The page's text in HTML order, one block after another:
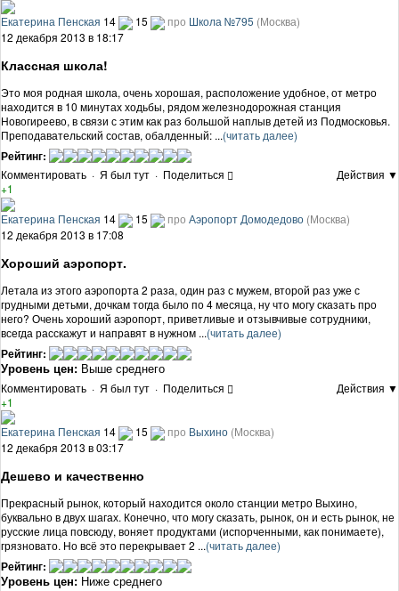
Екатерина Пенская 14 15 про Школа №795 (Москва)
12 декабря 2013 в 18:17
Классная школа!
Это моя родная школа, очень хорошая, расположение удобное, от метро
находится в 10 минутах ходьбы, рядом железнодорожная станция
Новогиреево, в связи с этим как раз большой наплыв детей из Подмосковья.
Преподавательский состав, обалденный: ...(читать далее)
Рейтинг:
Комментировать · Я был тут · Поделиться
Действия ▼
+1
Екатерина Пенская 14 15 про Аэропорт Домодедово (Москва)
12 декабря 2013 в 17:08
Хороший аэропорт.
Летала из этого аэропорта 2 раза, один раз с мужем, второй раз уже с
грудными детьми, дочкам тогда было по 4 месяца, ну что могу сказать про
него? Очень хороший аэропорт, приветливые и отзывчивые сотрудники,
всегда расскажут и направят в нужном ...(читать далее)
Рейтинг:
Уровень цен: Выше среднего
Комментировать · Я был тут · Поделиться
Действия ▼
+1
Екатерина Пенская 14 15 про Выхино (Москва)
12 декабря 2013 в 03:17
Дешево и качественно
Прекрасный рынок, который находится около станции метро Выхино,
буквально в двух шагах. Конечно, что могу сказать, рынок, он и есть рынок, не
русские лица повсюду, воняет продуктами (испорченными, как понимаете),
грязновато. Но всё это перекрывает 2 ...(читать далее)
Рейтинг:
Уровень цен: Ниже среднего